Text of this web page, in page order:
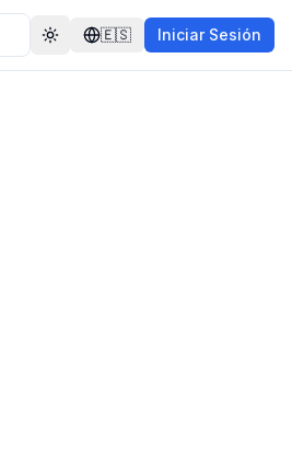
Toggle theme
🇪🇸 Iniciar Sesión